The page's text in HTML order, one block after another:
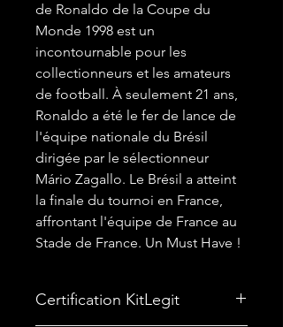
de Ronaldo de la Coupe du
Monde 1998 est un
incontournable pour les
collectionneurs et les amateurs
de football. À seulement 21 ans,
Ronaldo a été le fer de lance de
l'équipe nationale du Brésil
dirigée par le sélectionneur
Mário Zagallo. Le Brésil a atteint
la finale du tournoi en France,
affrontant l'équipe de France au
Stade de France. Un Must Have !
Certification KitLegit